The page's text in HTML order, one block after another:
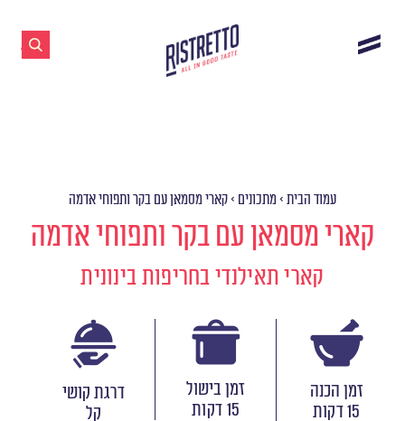
עמוד הבית >מתכונים >קארי מסמאן עם בקר ותפוחי אדמה
קארי מסמאן עם בקר ותפוחי אדמה
קארי תאילנדי בחריפות בינונית
זמן הכנה
15 דקות
זמן בישול
15 דקות
דרגת קושי
קל